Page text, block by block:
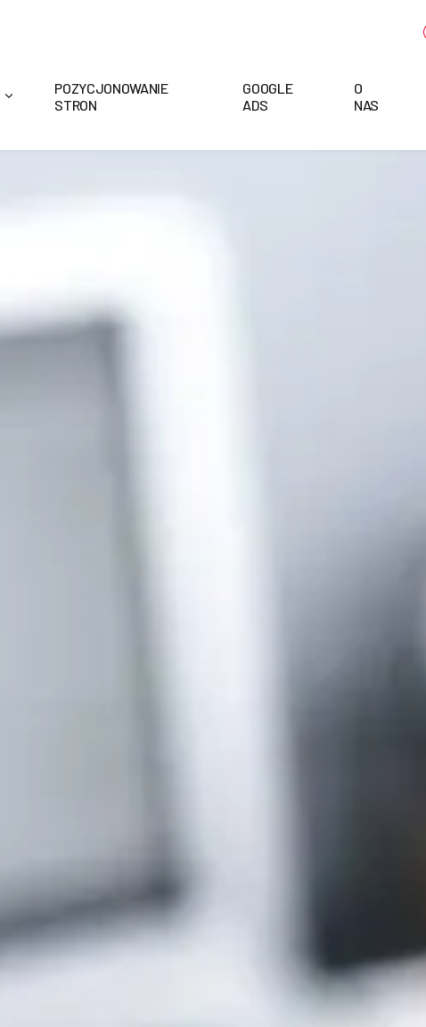
POZYCJONOWANIE
STRON
GOOGLE
ADS
O
NAS